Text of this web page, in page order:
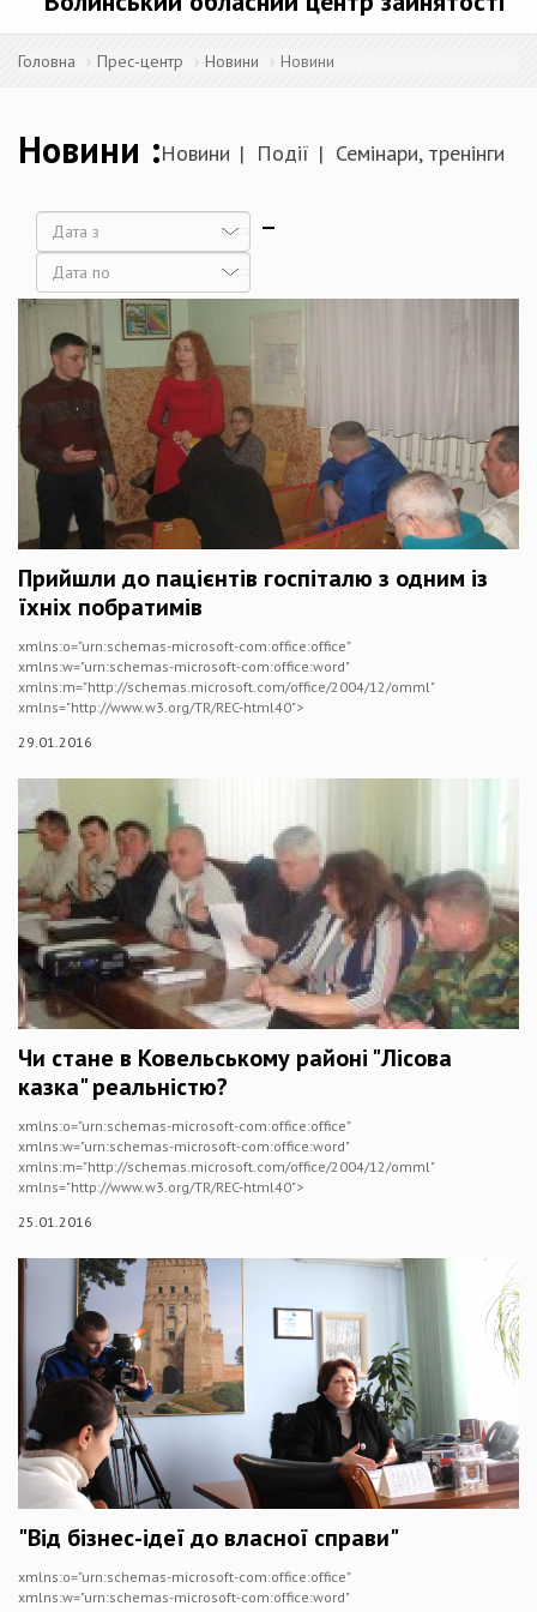
Головна Прес-центр Новини Новини
Новини Новини Події Семінари, тренінги
Дата
Дата
Прийшли до пацієнтів госпіталю з одним із
їхніх побратимів
xmlns:o="urn:schemas-microsoft-com:office:office"
xmlns:w="urn:schemas-microsoft-com:office:word"
xmlns:m="http://schemas.microsoft.com/office/2004/12/omml"
xmlns="http://www.w3.org/TR/REC-html40">
29.01.2016
Чи стане в Ковельському районі "Лісова
казка" реальністю?
xmlns:o="urn:schemas-microsoft-com:office:office"
xmlns:w="urn:schemas-microsoft-com:office:word"
xmlns:m="http://schemas.microsoft.com/office/2004/12/omml"
xmlns="http://www.w3.org/TR/REC-html40">
25.01.2016
"Від бізнес-ідеї до власної справи"
xmlns:o="urn:schemas-microsoft-com:office:office"
xmlns:w="urn:schemas-microsoft-com:office:word"